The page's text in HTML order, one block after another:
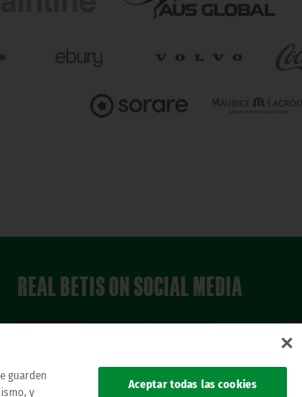
REAL BETIS ON SOCIAL MEDIA
guarden
y
Aceptar todas las cookies